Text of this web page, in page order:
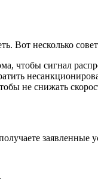
Вот несколько
чтобы сигнал
не снижать